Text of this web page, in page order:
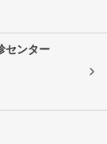
センター